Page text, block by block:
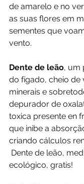
de amarelo e no
as suas flores em
sementes que
vento.
Dente de leão, um
do fígado, cheio de
minerais e
depurador de
toxica presente en
que inibe a
criando cálculos
Dente de leão,
ecológico, gratis!